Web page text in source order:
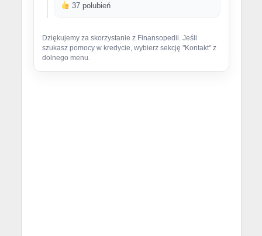
37 polubień
Dziękujemy za skorzystanie z Finansopedii. Jeśli
szukasz pomocy w kredycie, wybierz sekcję "Kontakt" z
dolnego menu.